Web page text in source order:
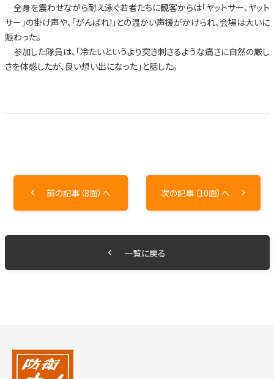
全身を震わせながら耐え泳ぐ若者たちに観客からは「ヤットサー、ヤット
サー」の掛け声や、「がんばれ!」との温かい声援がかけられ、会場は大いに
賑わった。
参加した隊員は、「冷たいというより突き刺さるような痛さに自然の厳し
さを体感したが、良い想い出になった」と話した。
前の記事（8面）へ 次の記事（10面）へ
一覧に戻る